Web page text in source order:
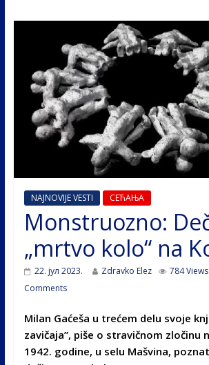
NAJNOVIJE VESTI СЕЋАЊА
Monstruozno:
„mrtvo kolo“ na
22. јул 2023. Zdravko Elez 784 Views
Comments
Milan Gaćeša u trećem delu svoje
zavičaja”, piše o stravičnom zločinu
1942. godine, u selu Mašvina,